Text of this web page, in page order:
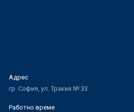
Адрес
гр. София, ул. Тракия № 33
Работно време